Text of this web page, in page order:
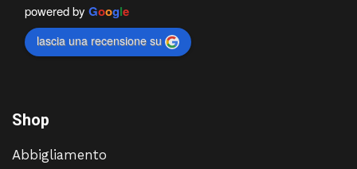
powered by Google
lascia una recensione su
Shop
Abbigliamento